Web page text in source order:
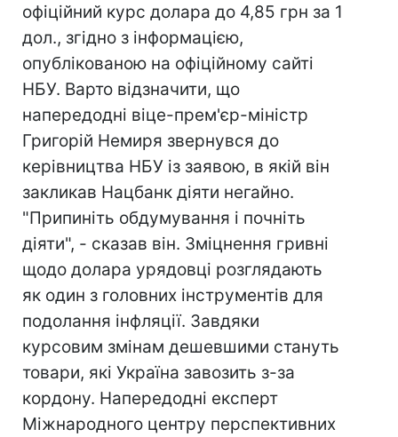
офіційний курс долара до 4,85 грн за 1
дол., згідно з інформацією,
опублікованою на офіційному сайті
НБУ. Варто відзначити, що
напередодні віце-прем'єр-міністр
Григорій Немиря звернувся до
керівництва НБУ із заявою, в якій він
закликав Нацбанк діяти негайно.
"Припиніть обдумування і почніть
діяти", - сказав він. Зміцнення гривні
щодо долара урядовці розглядають
як один з головних інструментів для
подолання інфляції. Завдяки
курсовим змінам дешевшими стануть
товари, які Україна завозить з-за
кордону. Напередодні експерт
Міжнародного центру перспективних